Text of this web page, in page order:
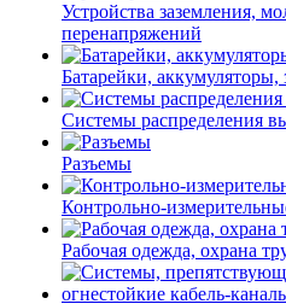
Устройства заземления,
перенапряжений
Батарейки, аккумуляторы,
Системы распределения
Разъемы
Контрольно-
Рабочая одежда, охрана